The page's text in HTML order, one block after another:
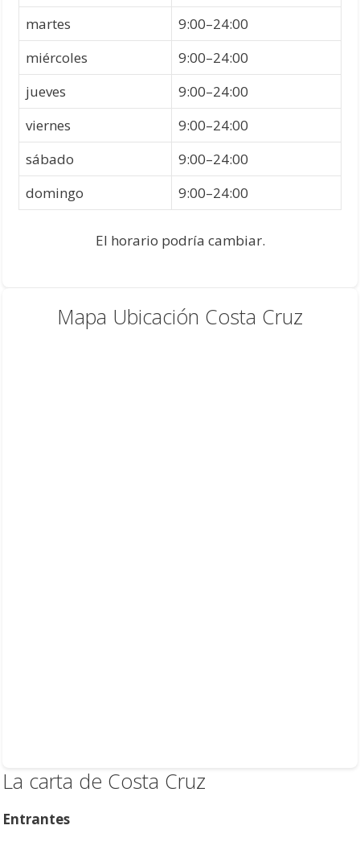
martes
9:00–24:00
miércoles
9:00–24:00
jueves
9:00–24:00
viernes
9:00–24:00
sábado
9:00–24:00
domingo
9:00–24:00
El horario podría cambiar.
Mapa Ubicación Costa Cruz
La carta de Costa Cruz
Entrantes